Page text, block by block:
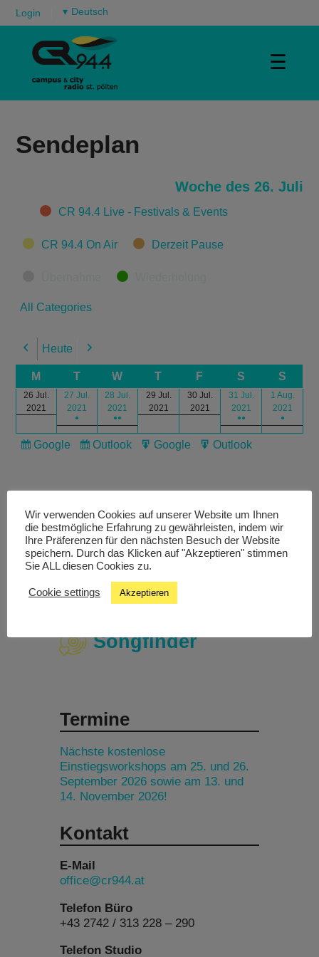
Login ▾
☰
Sendeplan
Woche des 26. Juli
CategoriesCR 94.4 Live - Festivals & Events
CR 94.4 On Air Derzeit Pause
All Categories
Previous
Heute Next
M T W T F S S
26 Jul.
2021
27 Jul.
2021
●
28 Jul.
2021
●●
29 Jul.
2021
30 Jul.
2021
31 Jul.
2021
●●
1 Aug.
2021
●
Subscribe
Google
Subscribe
Outlook
Export
Google
Export
Outlook
Livestream
Studiochat
Songfinder
Termine
Nächste kostenlose
Einstiegsworkshops am 25. und 26.
September 2026 sowie am 13. und
14. November 2026!
Kontakt
E-Mail
office@cr944.at
Telefon Büro
+43 2742 / 313 228 – 290
Telefon Studio
Wir verwenden Cookies auf unserer Website um Ihnen
die bestmögliche Erfahrung zu gewährleisten, indem wir
Ihre Präferenzen für den nächsten Besuch der Website
speichern. Durch das Klicken auf "Akzeptieren" stimmen
Sie ALL diesen Cookies zu.
Cookie settings Akzeptieren